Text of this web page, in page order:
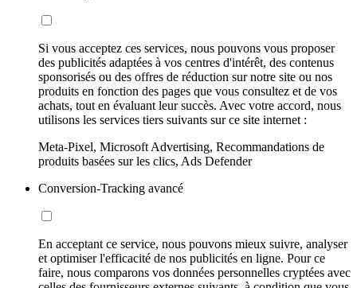
Si vous acceptez ces services, nous pouvons vous proposer
des publicités adaptées à vos centres d'intérêt, des contenus
sponsorisés ou des offres de réduction sur notre site ou nos
produits en fonction des pages que vous consultez et de vos
achats, tout en évaluant leur succès. Avec votre accord, nous
utilisons les services tiers suivants sur ce site internet :
Meta-Pixel, Microsoft Advertising, Recommandations de
produits basées sur les clics, Ads Defender
Conversion-Tracking avancé
En acceptant ce service, nous pouvons mieux suivre, analyser
et optimiser l'efficacité de nos publicités en ligne. Pour ce
faire, nous comparons vos données personnelles cryptées avec